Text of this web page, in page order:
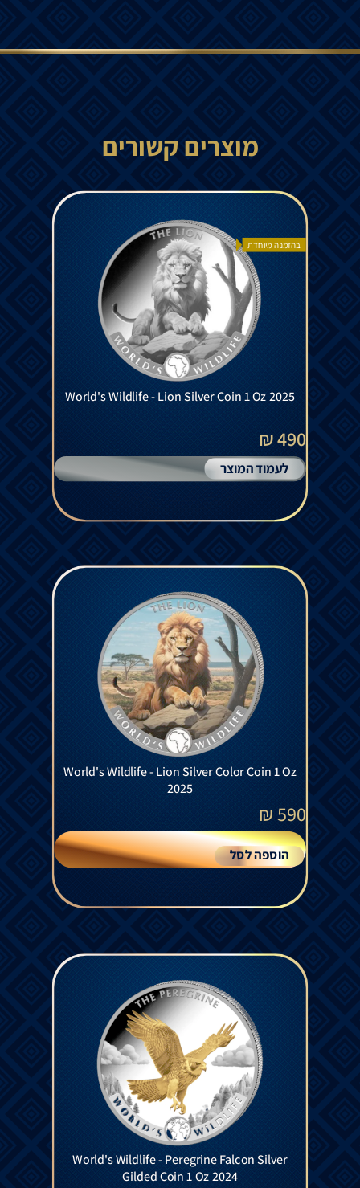
מוצרים קשורים
בהזמנה מיוחדת
World's Wildlife - Lion Silver Coin 1 Oz 2025
490 ₪
לעמוד המוצר
World's Wildlife - Lion Silver Color Coin 1 Oz
2025
590
₪
הוספה לסל
World's Wildlife - Peregrine Falcon Silver
Gilded Coin 1 Oz 2024